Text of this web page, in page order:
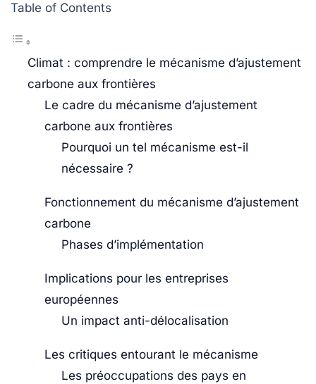
Table of Contents
Climat : comprendre le mécanisme d’ajustement
carbone aux frontières
Le cadre du mécanisme d’ajustement
carbone aux frontières
Pourquoi un tel mécanisme est-il
nécessaire ?
Fonctionnement du mécanisme d’ajustement
carbone
Phases d’implémentation
Implications pour les entreprises
européennes
Un impact anti-délocalisation
Les critiques entourant le mécanisme
Les préoccupations des pays en